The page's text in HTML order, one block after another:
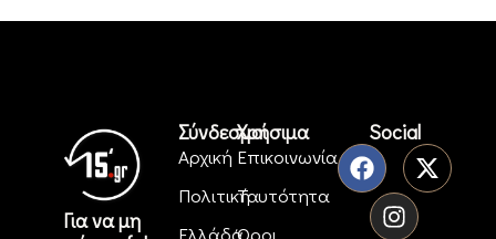
Για να μη
Σύνδεσμοι
Αρχική
Πολιτική
Ελλάδα
Χρήσιμα
Επικοινωνία
Ταυτότητα
Όροι
Social